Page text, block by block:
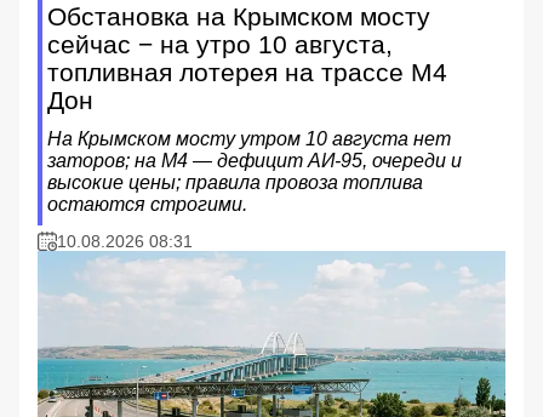
Обстановка на Крымском мосту
сейчас − на утро 10 августа,
топливная лотерея на трассе М4
Дон
На Крымском мосту утром 10 августа нет
заторов; на М4 — дефицит АИ‑95, очереди и
высокие цены; правила провоза топлива
остаются строгими.
10.08.2026 08:31